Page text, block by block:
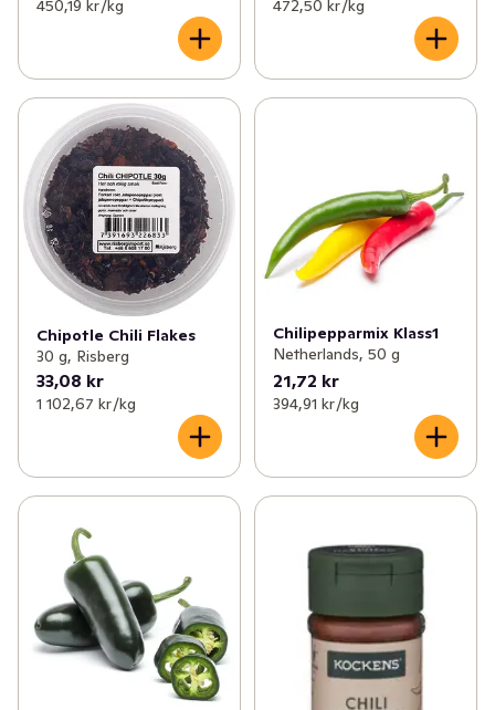
450,19 kr /kg 472,50 kr /kg
Chipotle Chili Flakes
30 g, Risberg
33,08 kr
1 102,67 kr /kg
Chilipepparmix Klass1
Netherlands, 50 g
21,72 kr
394,91 kr /kg